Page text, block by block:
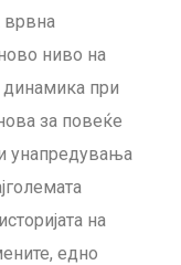
врвна
ниво на
динамика при
за повеќе
унапредувања
на
едно